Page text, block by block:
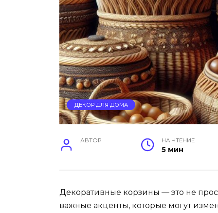
ДЕКОР ДЛЯ ДОМА
АВТОР НА ЧТЕНИЕ
5 мин
Декоративные корзины — это не
важные акценты, которые могут